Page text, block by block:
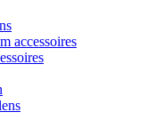
accessoires